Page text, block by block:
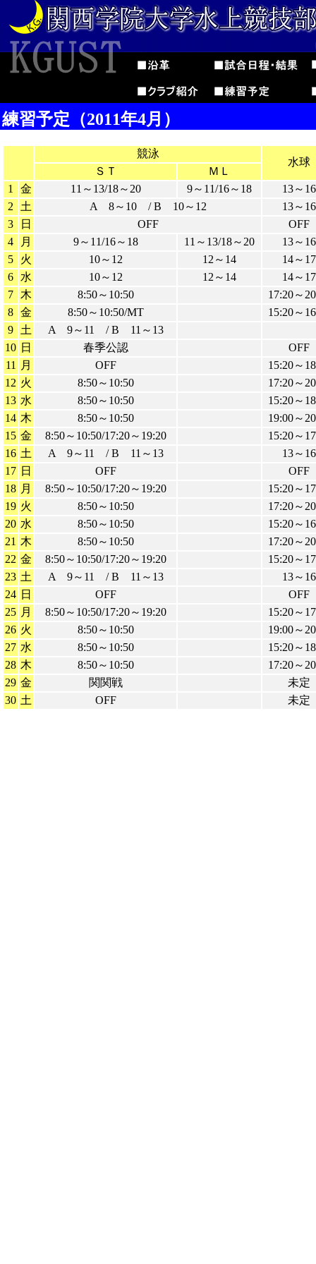
競泳
水球
ＳＴ
ＭＬ
1
金 11～13/18～20 9～11/16～18
13～16
2
土 A 8～10 / B 10～12
13～16
3
日 OFF
OFF
4
月 9～11/16～18 11～13/18～20
13～16
5
火 10～12 12～14
14～17
6
水 10～12 12～14
14～17
7
木 8:50～10:50
17:20～
8 金 8:50～10:50/MT
15:20～
9
土
A 9～11 / B 11～13
10 日 春季公認
OFF
11
月 OFF
15:20～
12 火 8:50～10:50
17:20～
13 水 8:50～10:50
15:20～
14 木 8:50～10:50
19:00～
15 金 8:50～10:50/17:20～19:20
15:20～
16 土 A 9～11 / B 11～13
13～16
17 日 OFF
OFF
18 月 8:50～10:50/17:20～19:20
15:20～
19 火 8:50～10:50
17:20～
20 水 8:50～10:50
15:20～
21 木 8:50～10:50
17:20～
22 金 8:50～10:50/17:20～19:20
15:20～
23 土 A 9～11 / B 11～13
13～16
24 日 OFF
OFF
25 月 8:50～10:50/17:20～19:20
15:20～
26 火 8:50～10:50
19:00～
27 水 8:50～10:50
15:20～
28 木 8:50～10:50
17:20～
29 金 関関戦
未定
30 土 OFF 未定
練習予定（2011年4月）